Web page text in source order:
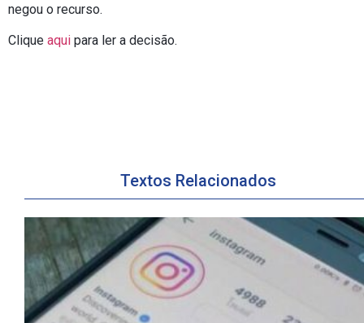
negou o recurso.
Clique aqui para ler a decisão.
Textos Relacionados